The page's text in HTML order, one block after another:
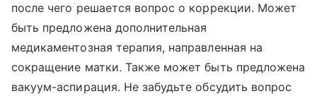
после чего решается вопрос о коррекции. Может
быть предложена дополнительная
медикаментозная терапия, направленная на
сокращение матки. Также может быть предложена
вакуум-аспирация. Не забудьте обсудить вопрос